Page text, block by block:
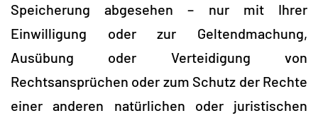
Speicherung abgesehen – nur mit Ihrer
Einwilligung oder zur Geltendmachung,
Ausübung oder Verteidigung von
Rechtsansprüchen oder zum Schutz der Rechte
einer anderen natürlichen oder juristischen